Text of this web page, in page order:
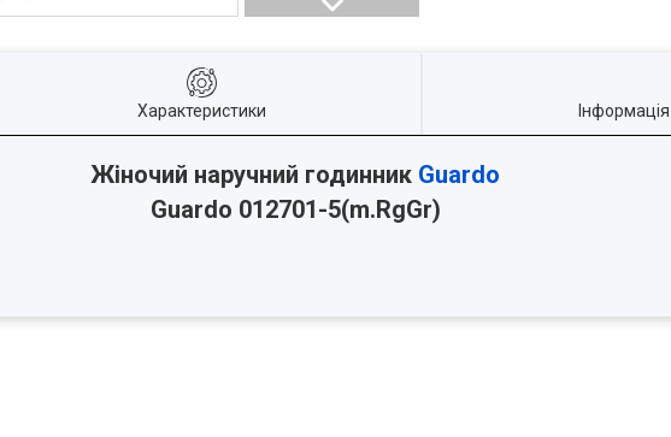
Характеристики
Жіночий наручний годинник Guardo
Guardo 012701-5(m.RgGr)